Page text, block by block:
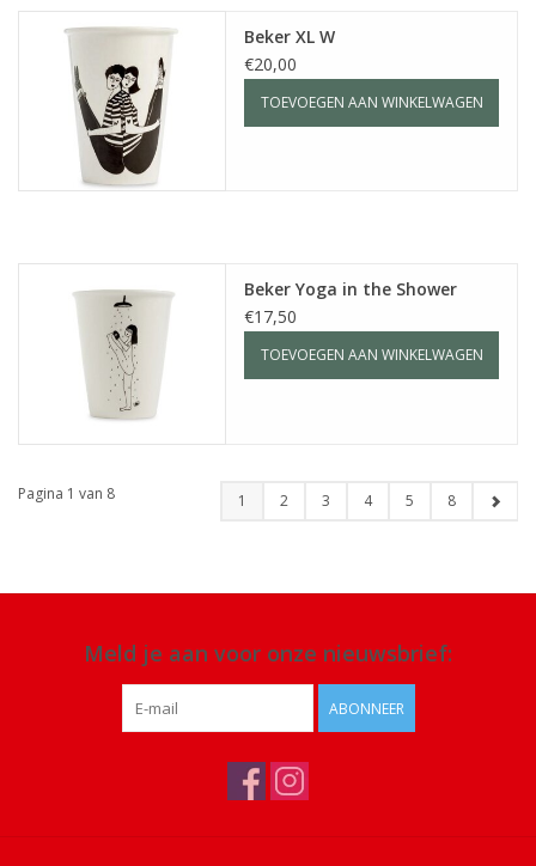
Beker XL W
€20,00
TOEVOEGEN AAN WINKELWAGEN
Beker Yoga in the Shower
€17,50
TOEVOEGEN AAN WINKELWAGEN
Pagina 1 van 8 1 2 3 4 5 8
Meld je aan voor onze nieuwsbrief:
ABONNEER